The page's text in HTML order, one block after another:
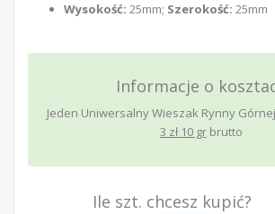
Wysokość: 25mm; Szerokość: 25mm
Informacje o
Jeden Uniwersalny Wieszak Rynny
3 zł 10 gr brutto
Ile szt. chcesz kupić?